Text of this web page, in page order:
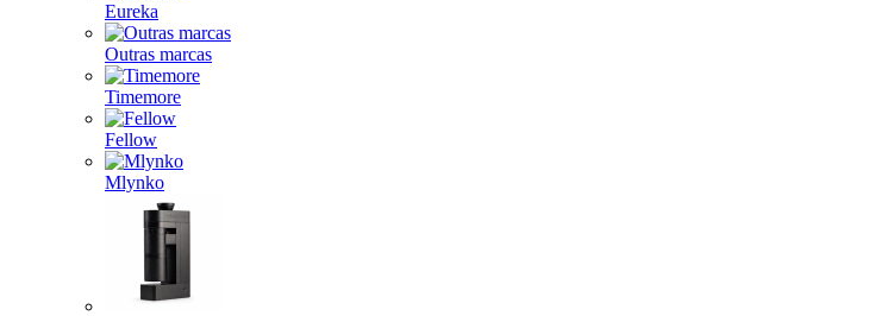
Eureka
Outras marcas
Timemore
Fellow
Mlynko